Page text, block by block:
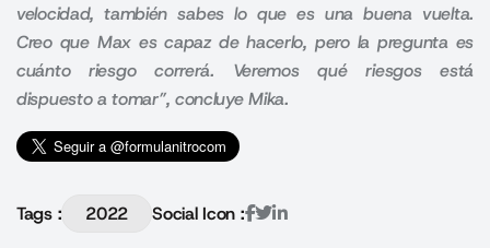
velocidad, también sabes lo que es una buena vuelta.
Creo que Max es capaz de hacerlo, pero la pregunta es
cuánto riesgo correrá. Veremos qué riesgos está
dispuesto a tomar”, concluye Mika.
Tags : 2022 Social Icon :